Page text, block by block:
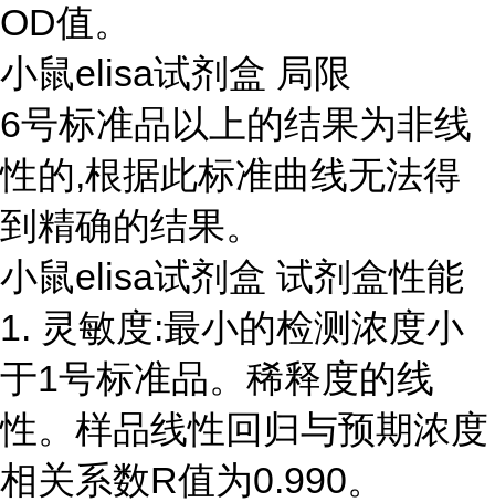
OD值。
小鼠elisa试剂盒 局限
6号标准品以上的结果为非线
性的,根据此标准曲线无法得
到精确的结果。
小鼠elisa试剂盒 试剂盒性能
1. 灵敏度:最小的检测浓度小
于1号标准品。稀释度的线
性。样品线性回归与预期浓度
相关系数R值为0.990。